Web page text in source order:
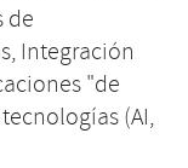
de
Integración
"de
(AI,